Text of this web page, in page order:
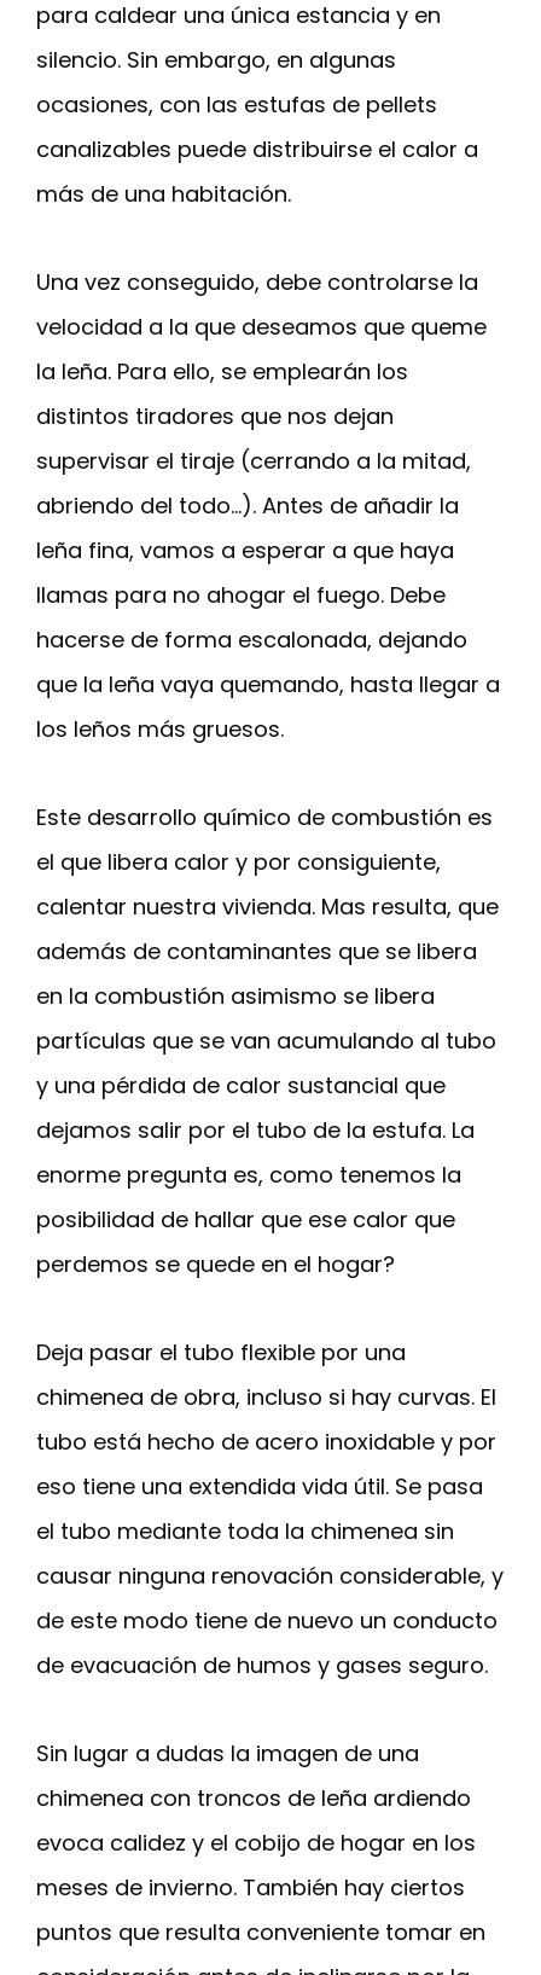
para caldear una única estancia y en
silencio. Sin embargo, en algunas
ocasiones, con las estufas de pellets
canalizables puede distribuirse el calor a
más de una habitación.
Una vez conseguido, debe controlarse la
velocidad a la que deseamos que queme
la leña. Para ello, se emplearán los
distintos tiradores que nos dejan
supervisar el tiraje (cerrando a la mitad,
abriendo del todo…). Antes de añadir la
leña fina, vamos a esperar a que haya
llamas para no ahogar el fuego. Debe
hacerse de forma escalonada, dejando
que la leña vaya quemando, hasta llegar a
los leños más gruesos.
Este desarrollo químico de combustión es
el que libera calor y por consiguiente,
calentar nuestra vivienda. Mas resulta, que
además de contaminantes que se libera
en la combustión asimismo se libera
partículas que se van acumulando al tubo
y una pérdida de calor sustancial que
dejamos salir por el tubo de la estufa. La
enorme pregunta es, como tenemos la
posibilidad de hallar que ese calor que
perdemos se quede en el hogar?
Deja pasar el tubo flexible por una
chimenea de obra, incluso si hay curvas. El
tubo está hecho de acero inoxidable y por
eso tiene una extendida vida útil. Se pasa
el tubo mediante toda la chimenea sin
causar ninguna renovación considerable, y
de este modo tiene de nuevo un conducto
de evacuación de humos y gases seguro.
Sin lugar a dudas la imagen de una
chimenea con troncos de leña ardiendo
evoca calidez y el cobijo de hogar en los
meses de invierno. También hay ciertos
puntos que resulta conveniente tomar en